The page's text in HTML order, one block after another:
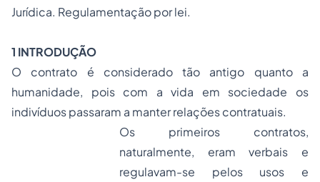
Jurídica. Regulamentação por lei.
1 INTRODUÇÃO
O contrato é considerado tão antigo quanto a
humanidade, pois com a vida em sociedade os
indivíduos passaram a manter relações contratuais.
Os primeiros contratos,
naturalmente, eram verbais e
regulavam-se pelos usos e